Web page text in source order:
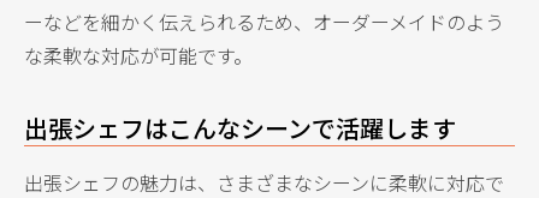
ーなどを細かく伝えられるため、オーダーメイドのよう
な柔軟な対応が可能です。
出張シェフはこんなシーンで活躍します
出張シェフの魅力は、さまざまなシーンに柔軟に対応で